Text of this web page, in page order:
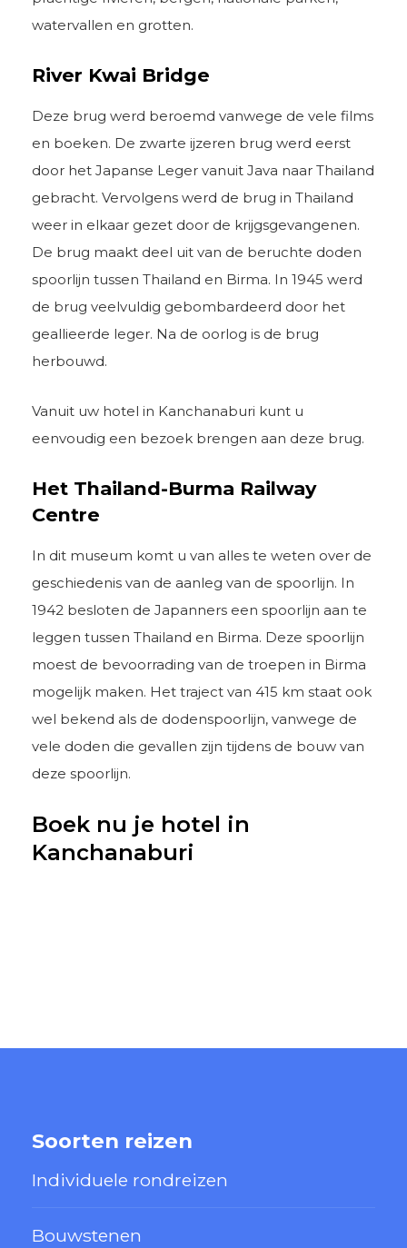
watervallen en grotten.
River Kwai Bridge
Deze brug werd beroemd vanwege de vele films
en boeken. De zwarte ijzeren brug werd eerst
door het Japanse Leger vanuit Java naar Thailand
gebracht. Vervolgens werd de brug in Thailand
weer in elkaar gezet door de krijgsgevangenen.
De brug maakt deel uit van de beruchte doden
spoorlijn tussen Thailand en Birma. In 1945 werd
de brug veelvuldig gebombardeerd door het
geallieerde leger. Na de oorlog is de brug
herbouwd.
Vanuit uw hotel in Kanchanaburi kunt u
eenvoudig een bezoek brengen aan deze brug.
Het Thailand-Burma Railway
Centre
In dit museum komt u van alles te weten over de
geschiedenis van de aanleg van de spoorlijn. In
1942 besloten de Japanners een spoorlijn aan te
leggen tussen Thailand en Birma. Deze spoorlijn
moest de bevoorrading van de troepen in Birma
mogelijk maken. Het traject van 415 km staat ook
wel bekend als de dodenspoorlijn, vanwege de
vele doden die gevallen zijn tijdens de bouw van
deze spoorlijn.
Boek nu je hotel in
Kanchanaburi
Soorten reizen
Individuele rondreizen
Bouwstenen